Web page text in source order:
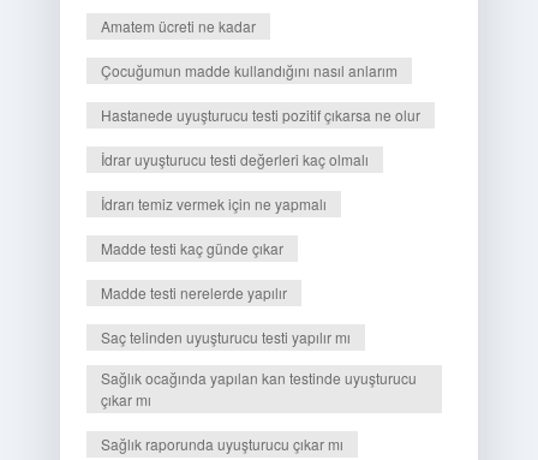
Amatem ücreti ne kadar
Çocuğumun madde kullandığını nasıl anlarım
Hastanede uyuşturucu testi pozitif çıkarsa ne olur
İdrar uyuşturucu testi değerleri kaç olmalı
İdrarı temiz vermek için ne yapmalı
Madde testi kaç günde çıkar
Madde testi nerelerde yapılır
Saç telinden uyuşturucu testi yapılır mı
Sağlık ocağında yapılan kan testinde uyuşturucu
çıkar mı
Sağlık raporunda uyuşturucu çıkar mı